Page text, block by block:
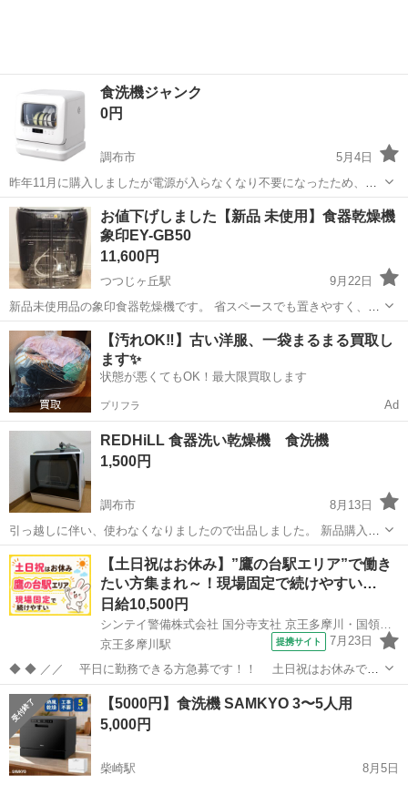
食洗機ジャンク
0円
調布市
5月4日
昨年11月に購入しましたが電源が入らなくなり不要になったため、取
りにきてくれる方にお譲りします。 ・電源入らないためジャンク品 ・
部品取り・修理できる方 ・引き取り限定（国領町）
東京 調布市 キッチン家電 食洗機
お値下げしました【新品 未使用】食器乾燥機
象印EY-GB50
11,600円
つつじヶ丘駅
9月22日
新品未使用品の象印食器乾燥機です。 省スペースでも置きやすく、5
人分の食器が入ります。 幅44×奥行31×高さ54㎝ 重さ約5.5kg 一度箱
から出しただけの新品未使用品です。 大きいので車などでセブンイレ
ブン調布野川大...
東京 調布市 つつじヶ丘駅 キッチン家電 食器乾燥機
【汚れOK‼️】古い洋服、一袋まるまる買取し
ます✨
状態が悪くてもOK！最大限買取します
プリフラ Ad
REDHiLL 食器洗い乾燥機 食洗機
1,500円
調布市
8月13日
引っ越しに伴い、使わなくなりましたので出品しました。 新品購入
後、2年ほど使用しました。 庫内は引越しする直前にクリーニングし
た為、綺麗です。 ホースには水垢のような汚れがありますが、動作
等、問題なく使用できます。乾燥機能...
東京 調布市 キッチン家電 食洗機
【土日祝はお休み】”鷹の台駅エリア”で働き
たい方集まれ～！現場固定で続けやすい…
日給10,500円
シンテイ警備株式会社 国分寺支社 京王多摩川・国領・布田(37)エリア/A3203200124
京王多摩川駅
提携サイト 7月23日
◆ ◆ ／／ 平日に勤務できる方急募です！！ 土日祝はお休みで
す！ 今回の募集エリアは…「鷹の台駅エリア」★ 現場固定なの
で、続けやすい♪♪ ＼＼ 『シフトが削られた…』 『思うように稼げな
い…』 ということは...
東京 調布市 京王多摩川駅 警備員
【5000円】食洗機 SAMKYO 3〜5人用
5,000円
柴崎駅
8月5日